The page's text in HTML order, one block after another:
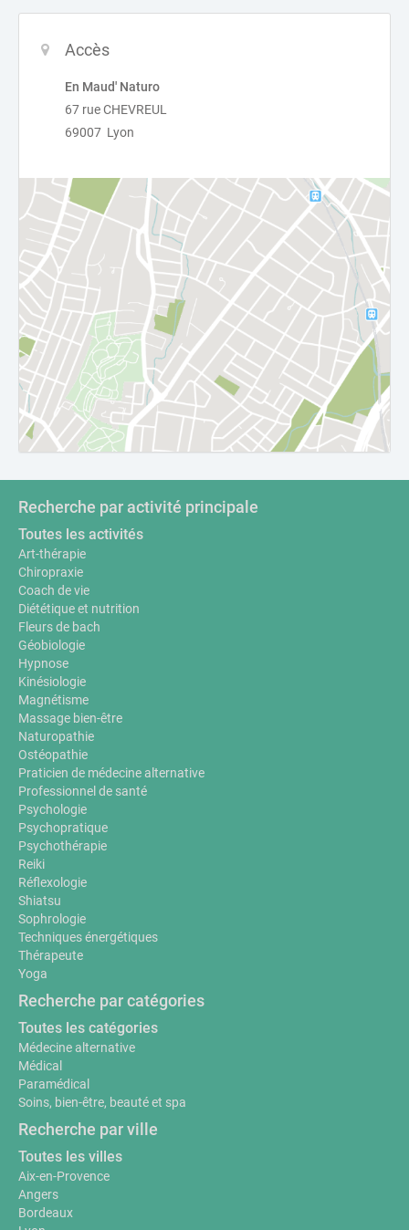
Accès
En Maud' Naturo
67 rue CHEVREUL
69007 Lyon
Recherche par activité principale
Toutes les activités
Art-thérapie
Chiropraxie
Coach de vie
Diététique et nutrition
Fleurs de bach
Géobiologie
Hypnose
Kinésiologie
Magnétisme
Massage bien-être
Naturopathie
Ostéopathie
Praticien de médecine alternative
Professionnel de santé
Psychologie
Psychopratique
Psychothérapie
Reiki
Réflexologie
Shiatsu
Sophrologie
Techniques énergétiques
Thérapeute
Yoga
Recherche par catégories
Toutes les catégories
Médecine alternative
Médical
Paramédical
Soins, bien-être, beauté et spa
Recherche par ville
Toutes les villes
Aix-en-Provence
Angers
Bordeaux